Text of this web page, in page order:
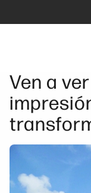
Ven a